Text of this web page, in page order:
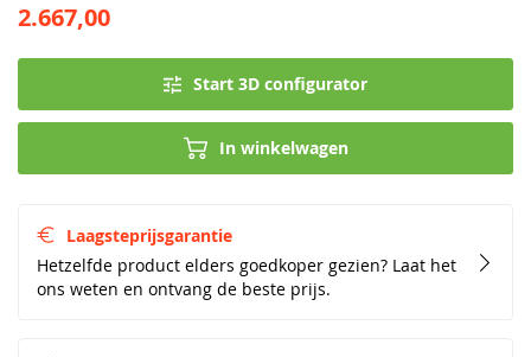
2.667,00
Start 3D configurator
In winkelwagen
Laagsteprijsgarantie
Hetzelfde product elders goedkoper gezien? Laat het
ons weten en ontvang de beste prijs.